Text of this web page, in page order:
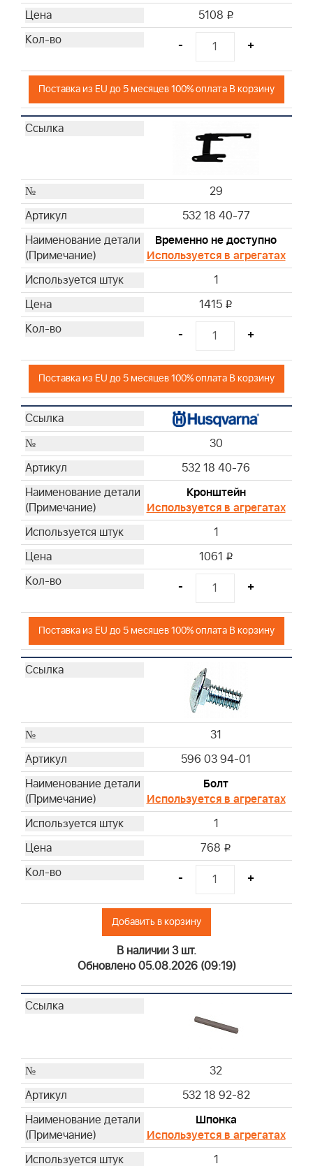
5108 i
- +
Поставка из EU до 5 месяцев 100% оплата В корзину
29
532 18 40-77
Временно не доступно
Используется в агрегатах
1
1415 i
- +
Поставка из EU до 5 месяцев 100% оплата В корзину
30
532 18 40-76
Кронштейн
Используется в агрегатах
1
1061 i
- +
Поставка из EU до 5 месяцев 100% оплата В корзину
31
596 03 94-01
Болт
Используется в агрегатах
1
768 i
- +
Добавить в корзину
В наличии 3 шт.
Обновлено 05.08.2026 (09:19)
32
532 18 92-82
Шпонка
Используется в агрегатах
1